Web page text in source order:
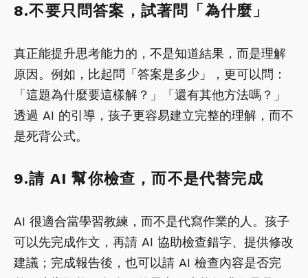
8.不要只問答案，試著問「為什麼」
真正能提升思考能力的，不是知道結果，而是理解
原因。例如，比起問「答案是多少」，更可以問：
「這題為什麼要這樣解？」「還有其他方法嗎？」
透過 AI 的引導，孩子更容易建立完整的理解，而不
是死背公式。
9.請 AI 幫你檢查，而不是代替完成
AI 很適合當學習教練，而不是代寫作業的人。孩子
可以先完成作文，再請 AI 協助檢查錯字、提供修改
建議；完成報告後，也可以請 AI 檢查內容是否完